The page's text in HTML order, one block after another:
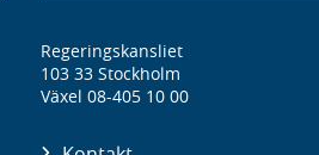
Regeringskansliet
103 33 Stockholm
Växel 08-405 10 00